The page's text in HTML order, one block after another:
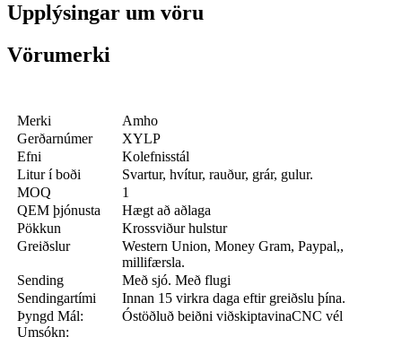
Upplýsingar um vöru
Vörumerki
Merki
Amho
Gerðarnúmer
XYLP
Efni
Kolefnisstál
Litur í boði
Svartur, hvítur, rauður, grár, gulur.
MOQ
1
QEM þjónusta
Hægt að aðlaga
Pökkun
Krossviður hulstur
Greiðslur
Western Union, Money Gram, Paypal,,
millifærsla.
Sending
Með sjó. Með flugi
Sendingartími
Innan 15 virkra daga eftir greiðslu þína.
Þyngd Mál:
Umsókn:
Óstöðluð beiðni viðskiptavinaCNC vél